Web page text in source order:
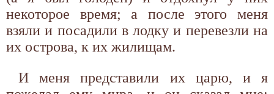
некоторое время; а после этого меня
взяли и посадили в лодку и перевезли на
их острова, к их жилищам.
И меня представили их царю, и я